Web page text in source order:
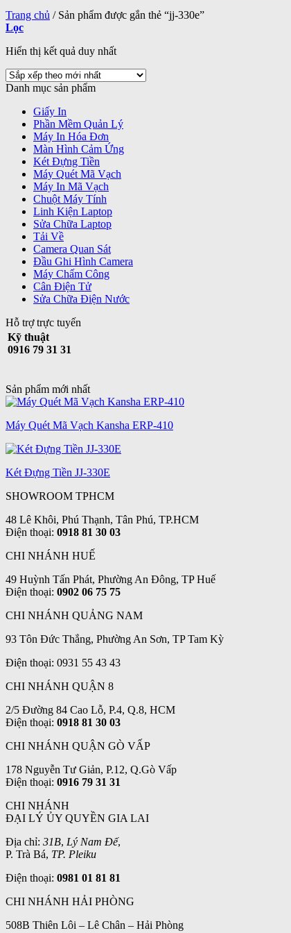
Trang chủ /Sản phẩm được gắn thẻ “jj-330e”
Lọc
Hiển thị kết quả duy nhất
Danh mục sản phẩm
Giấy In
Phần Mềm Quản Lý
Máy In Hóa Đơn
Màn Hình Cảm Ứng
Két Đựng Tiền
Máy Quét Mã Vạch
Máy In Mã Vạch
Chuột Máy Tính
Linh Kiện Laptop
Sửa Chữa Laptop
Tải Về
Camera Quan Sát
Đầu Ghi Hình Camera
Máy Chấm Công
Cân Điện Tử
Sửa Chữa Điện Nước
Hỗ trợ trực tuyến
Kỹ thuật
0916 79 31 31
Sản phẩm mới nhất
Máy Quét Mã Vạch Kansha ERP-410
Két Đựng Tiền JJ-330E
SHOWROOM TPHCM
48 Lê Khôi, Phú Thạnh, Tân Phú, TP.HCM
Điện thoại: 0918 81 30 03
CHI NHÁNH HUẾ
49 Huỳnh Tấn Phát, Phường An Đông, TP Huế
Điện thoại: 0902 06 75 75
CHI NHÁNH QUẢNG NAM
93 Tôn Đức Thắng, Phường An Sơn, TP Tam Kỳ
Điện thoại: 0931 55 43 43
CHI NHÁNH QUẬN 8
2/5 Đường 84 Cao Lỗ, P.4, Q.8, HCM
Điện thoại: 0918 81 30 03
CHI NHÁNH QUẬN GÒ VẤP
178 Nguyễn Tư Giản, P.12, Q.Gò Vấp
Điện thoại: 0916 79 31 31
CHI NHÁNH
ĐẠI LÝ ỦY QUYỀN GIA LAI
Địa chỉ: 31B, Lý Nam Đế,
P. Trà Bá, TP. Pleiku
Điện thoại: 0981 01 81 81
CHI NHÁNH HẢI PHÒNG
508B Thiên Lôi – Lê Chân – Hải Phòng